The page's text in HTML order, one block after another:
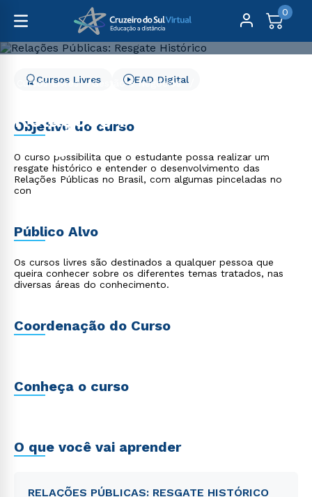
0
Cursos Livres
Gestão e Negócios
Relações Públicas:
Resgate Histórico
Cursos Livres EAD Digital
Objetivo do curso
O curso possibilita que o estudante possa realizar um
resgate histórico e entender o desenvolvimento das
Relações Públicas no Brasil, com algumas pinceladas no
con
Público Alvo
Os cursos livres são destinados a qualquer pessoa que
queira conhecer sobre os diferentes temas tratados, nas
diversas áreas do conhecimento.
Coordenação do Curso
Conheça o curso
O que você vai aprender
RELAÇÕES PÚBLICAS: RESGATE HISTÓRICO